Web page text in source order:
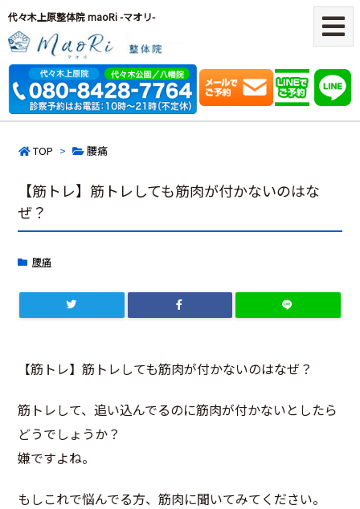
代々木上原整体院 maoRi -マオリ-
TOP > 腰痛
【筋トレ】筋トレしても筋肉が付かないのはな
ぜ？
腰痛
【筋トレ】筋トレしても筋肉が付かないのはなぜ？
筋トレして、追い込んでるのに筋肉が付かないとしたら
どうでしょうか？
嫌ですよね。
もしこれで悩んでる方、筋肉に聞いてみてください。